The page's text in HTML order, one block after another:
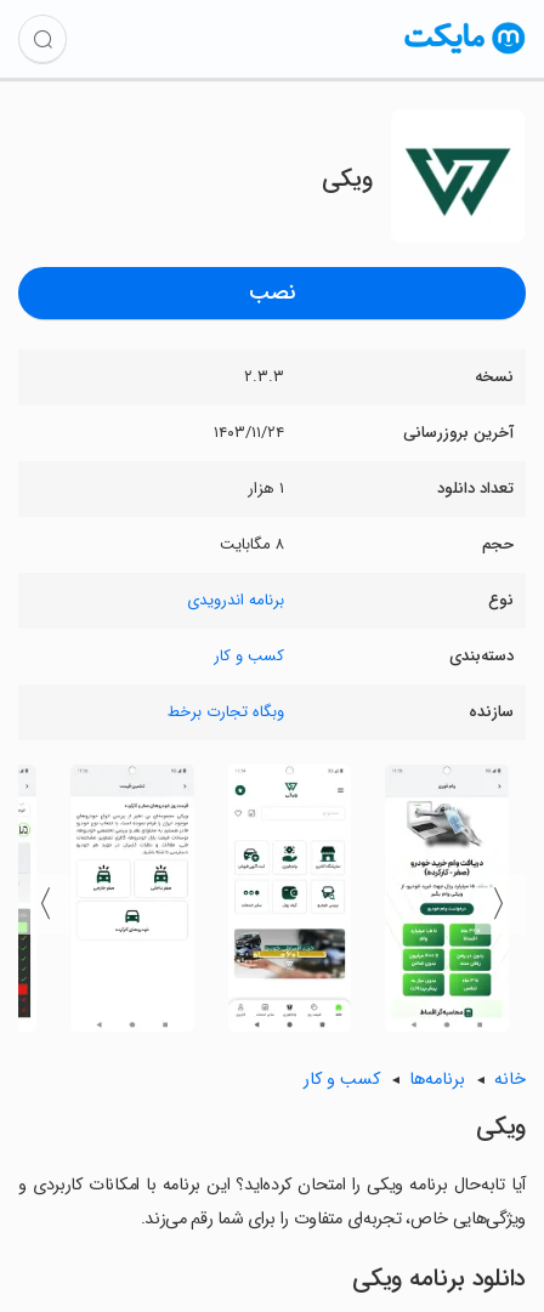
ویکی
نصب
نسخه ۲.۳.۳
آخرین بروزرسانی ۱۴۰۳/۱۱/۲۴
تعداد دانلود ۱ هزار
حجم ۸ مگابایت
نوع برنامه اندرویدی
دسته‌بندی کسب و کار
سازنده وبگاه تجارت برخط
〈
〉
خانه برنامه‌ها کسب و کار
ویکی
آیا تابه‌حال برنامه ویکی را امتحان کرده‌اید؟ این برنامه با امکانات کاربردی و
ویژگی‌هایی خاص، تجربه‌ای متفاوت را برای شما رقم می‌زند.
دانلود برنامه ویکی